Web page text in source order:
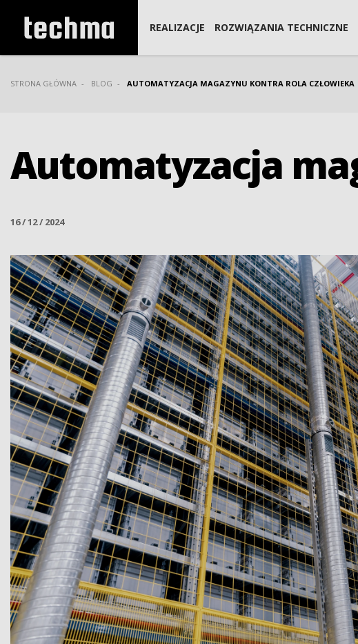
REALIZACJE ROZWIĄZANIA TECHNICZNE
STRONA GŁÓWNA BLOG AUTOMATYZACJA MAGAZYNU KONTRA ROLA CZŁOWIEKA
Automatyzacja
16 / 12 / 2024